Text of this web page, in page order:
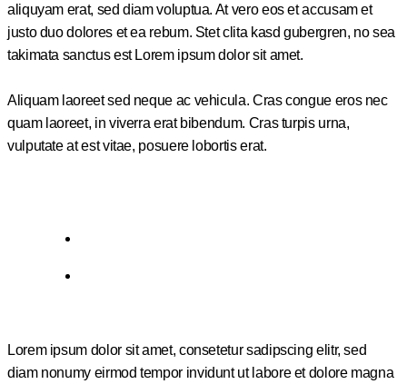
aliquyam erat, sed diam voluptua. At vero eos et accusam et
justo duo dolores et ea rebum. Stet clita kasd gubergren, no sea
takimata sanctus est Lorem ipsum dolor sit amet.
Aliquam laoreet sed neque ac vehicula. Cras congue eros nec
quam laoreet, in viverra erat bibendum. Cras turpis urna,
vulputate at est vitae, posuere lobortis erat.
Lorem ipsum dolor sit amet, consetetur sadipscing elitr, sed
diam nonumy eirmod tempor invidunt ut labore et dolore magna